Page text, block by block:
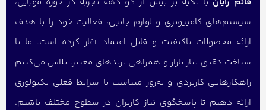
سیستم‌های کامپیوتری و لوازم جانبی، فعالیت خود را با هدف
ارائه محصولات باکیفیت و قابل اعتماد آغاز کرده است. ما با
شناخت دقیق نیاز بازار و همراهی برندهای معتبر، تلاش می‌کنیم
راهکارهایی کاربردی و به‌روز متناسب با شرایط فعلی تکنولوژی
ارائه دهیم تا پاسخگوی نیاز کاربران در سطوح مختلف باشیم.